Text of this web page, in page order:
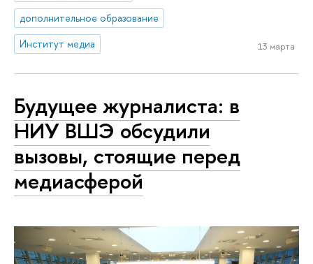
дополнительное образование
Институт медиа
13 марта
Будущее журналиста: в
НИУ ВШЭ обсудили
вызовы, стоящие перед
медиасферой